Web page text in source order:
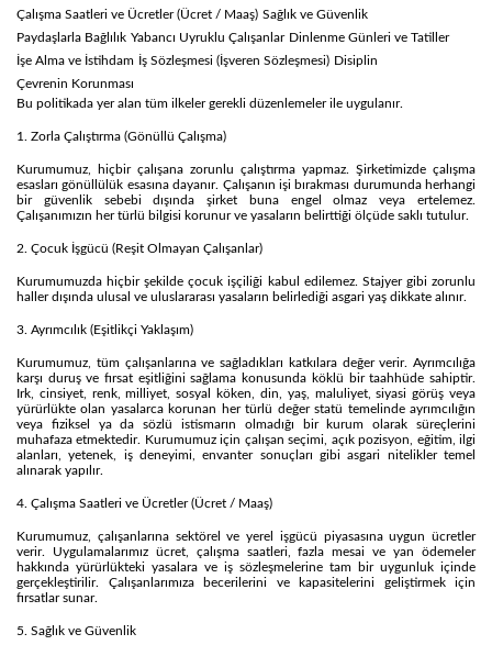
Çalışma Saatleri ve Ücretler (Ücret / Maaş) Sağlık ve Güvenlik
Paydaşlarla Bağlılık Yabancı Uyruklu Çalışanlar Dinlenme Günleri ve Tatiller
İşe Alma ve İstihdam İş Sözleşmesi (İşveren Sözleşmesi) Disiplin
Çevrenin Korunması
Bu politikada yer alan tüm ilkeler gerekli düzenlemeler ile uygulanır.
1. Zorla Çalıştırma (Gönüllü Çalışma)
Kurumumuz, hiçbir çalışana zorunlu çalıştırma yapmaz. Şirketimizde çalışma
esasları gönüllülük esasına dayanır. Çalışanın işi bırakması durumunda herhangi
bir güvenlik sebebi dışında şirket buna engel olmaz veya ertelemez.
Çalışanımızın her türlü bilgisi korunur ve yasaların belirttiği ölçüde saklı tutulur.
2. Çocuk İşgücü (Reşit Olmayan Çalışanlar)
Kurumumuzda hiçbir şekilde çocuk işçiliği kabul edilemez. Stajyer gibi zorunlu
haller dışında ulusal ve uluslararası yasaların belirlediği asgari yaş dikkate alınır.
3. Ayrımcılık (Eşitlikçi Yaklaşım)
Kurumumuz, tüm çalışanlarına ve sağladıkları katkılara değer verir. Ayrımcılığa
karşı duruş ve fırsat eşitliğini sağlama konusunda köklü bir taahhüde sahiptir.
Irk, cinsiyet, renk, milliyet, sosyal köken, din, yaş, maluliyet, siyasi görüş veya
yürürlükte olan yasalarca korunan her türlü değer statü temelinde ayrımcılığın
veya fiziksel ya da sözlü istismarın olmadığı bir kurum olarak süreçlerini
muhafaza etmektedir. Kurumumuz için çalışan seçimi, açık pozisyon, eğitim, ilgi
alanları, yetenek, iş deneyimi, envanter sonuçları gibi asgari nitelikler temel
alınarak yapılır.
4. Çalışma Saatleri ve Ücretler (Ücret / Maaş)
Kurumumuz, çalışanlarına sektörel ve yerel işgücü piyasasına uygun ücretler
verir. Uygulamalarımız ücret, çalışma saatleri, fazla mesai ve yan ödemeler
hakkında yürürlükteki yasalara ve iş sözleşmelerine tam bir uygunluk içinde
gerçekleştirilir. Çalışanlarımıza becerilerini ve kapasitelerini geliştirmek için
fırsatlar sunar.
5. Sağlık ve Güvenlik